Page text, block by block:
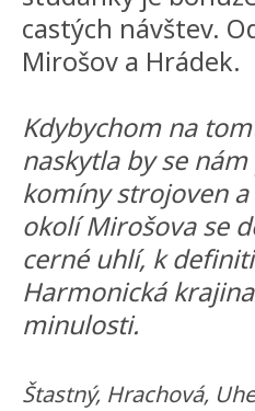
castých návštev.
Mirošov a Hrádek.
Kdybychom na
naskytla by se
komíny strojoven a
okolí Mirošova se
cerné uhlí, k
Harmonická
minulosti.
Štastný, Hrachová,